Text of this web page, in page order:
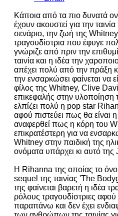
Κάποια από τα πιο δυνατά
έχουν ακουστεί για την
σενάριο, την ζωή της
τραγουδίστρια που έφυγε
γνώριζε από πριν την
ταινία και η ιδέα την
απέχει πολύ από την πράξη
την ενσαρκώσει φαίνεται να
φίλος της Whitney, Clive
επικεφαλής στην υλοποίηση
ελπίζει πολύ η pop star
αφού πιστεύει πως θα είναι
αναφερθεί πως η κόρη του
επικρατέστερη για να
Whitney στην παιδική της
ονόματα υπάρχει κι αυτό
H Rihanna της οποίας το
sequel της ταινίας 'The
της φαίνεται βαρετή η ιδέα
ρόλους τραγουδίστριες αφού
παραπάνω και δεν έχει